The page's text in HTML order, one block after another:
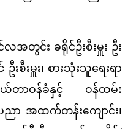
လအတွင်း ခရိုင်ဦးစီးမှူး ဦး
စီးမှူး၊ စားသုံးသူရေးရာ
ယ်တာဝန်ခံနှင့် ဝန်ထမ်း
ာ အထက်တန်းကျောင်း၊